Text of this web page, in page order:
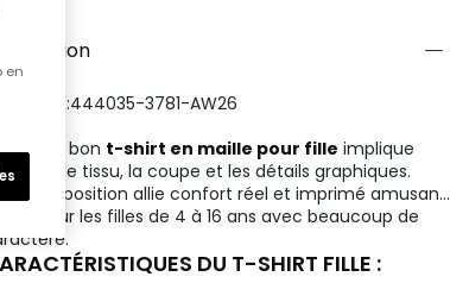
3781-AW26
un bon t-shirt en maille pour fille implique
le tissu, la coupe et les détails graphiques.
proposition allie confort réel et imprimé amusant,
pour les filles de 4 à 16 ans avec beaucoup de
DU T-SHIRT FILLE :
en